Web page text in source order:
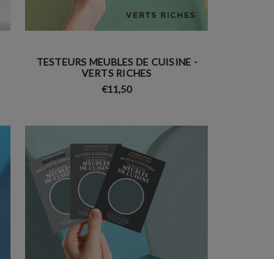
TESTEURS MEUBLES DE CUISINE -
VERTS RICHES
€11,50